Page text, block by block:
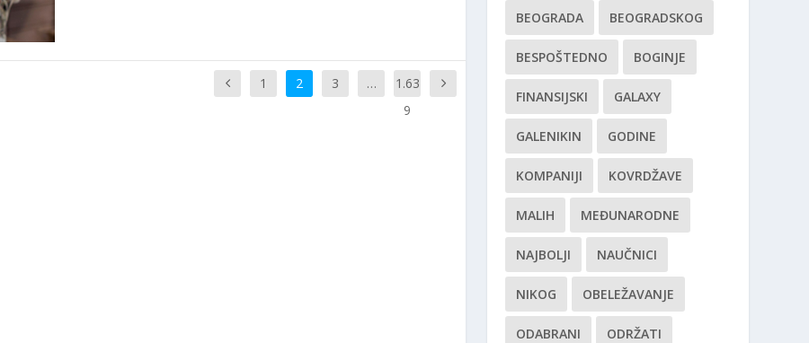
1 2 3 …
1.63
9
BEOGRADA BEOGRADSKOG
BESPOŠTEDNO BOGINJE
FINANSIJSKI GALAXY
GALENIKIN GODINE
KOMPANIJI KOVRDŽAVE
MALIH MEĐUNARODNE
NAJBOLJI NAUČNICI
NIKOG OBELEŽAVANJE
ODABRANI ODRŽATI